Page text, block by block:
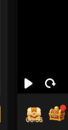
00:56